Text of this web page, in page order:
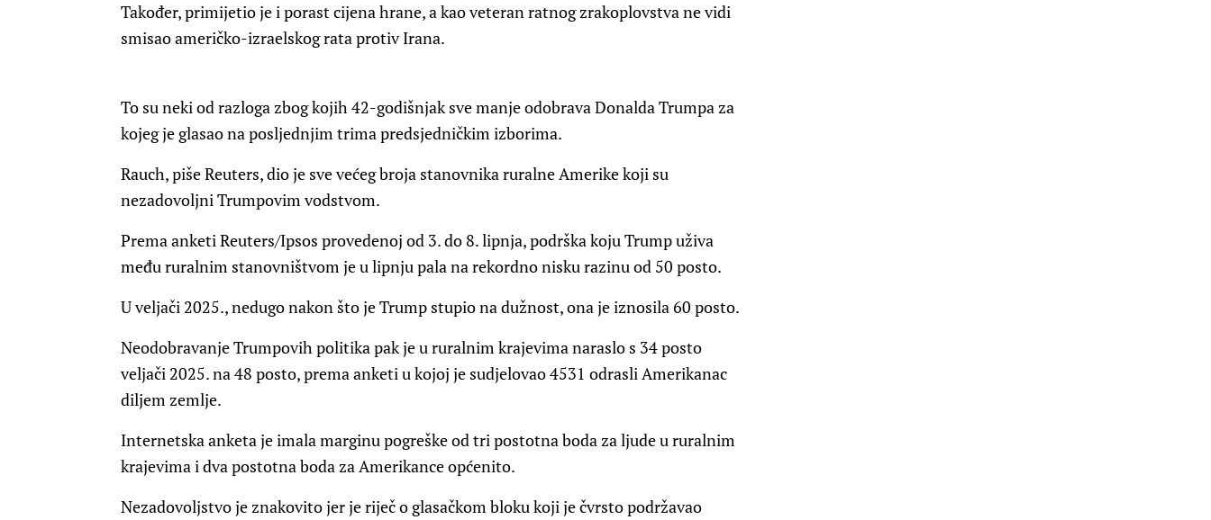
Također, primijetio je i porast cijena hrane, a kao veteran ratnog zrakoplovstva ne vidi
smisao američko-izraelskog rata protiv Irana.
To su neki od razloga zbog kojih 42-godišnjak sve manje odobrava Donalda Trumpa za
kojeg je glasao na posljednjim trima predsjedničkim izborima.
Rauch, piše Reuters, dio je sve većeg broja stanovnika ruralne Amerike koji su
nezadovoljni Trumpovim vodstvom.
Prema anketi Reuters/Ipsos provedenoj od 3. do 8. lipnja, podrška koju Trump uživa
među ruralnim stanovništvom je u lipnju pala na rekordno nisku razinu od 50 posto.
U veljači 2025., nedugo nakon što je Trump stupio na dužnost, ona je iznosila 60 posto.
Neodobravanje Trumpovih politika pak je u ruralnim krajevima naraslo s 34 posto
veljači 2025. na 48 posto, prema anketi u kojoj je sudjelovao 4531 odrasli Amerikanac
diljem zemlje.
Internetska anketa je imala marginu pogreške od tri postotna boda za ljude u ruralnim
krajevima i dva postotna boda za Amerikance općenito.
Nezadovoljstvo je znakovito jer je riječ o glasačkom bloku koji je čvrsto podržavao